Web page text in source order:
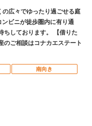
広々でゆったり過ごせる庭
ビニが徒歩圏内に有り通
ちしております。 【借りた
のご相談はコナカエステート
南向き